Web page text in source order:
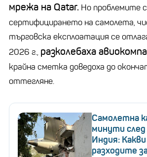
мрежа на Qatar. Но проблемите
сертифицирането на самолета,
търговска експлоатация се
2026 г., разколебаха
крайна сметка доведоха до
оттегляне.
Самолетна
минути
Индия:
разходите